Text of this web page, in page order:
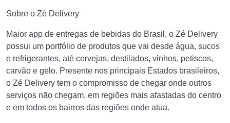
Sobre o Zé Delivery
Maior app de entregas de bebidas do Brasil, o Zé Delivery
possui um portfólio de produtos que vai desde água, sucos
e refrigerantes, até cervejas, destilados, vinhos, petiscos,
carvão e gelo. Presente nos principais Estados brasileiros,
o Zé Delivery tem o compromisso de chegar onde outros
serviços não chegam, em regiões mais afastadas do centro
e em todos os bairros das regiões onde atua.